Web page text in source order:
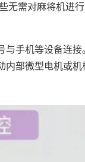
无需对麻将机进
与手机等设备连
内部微型电机或机